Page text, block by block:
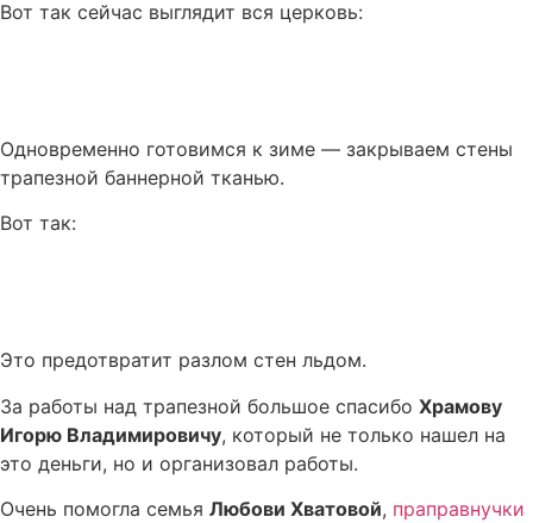
Вот так сейчас выглядит вся церковь:
Одновременно готовимся к зиме — закрываем стены
трапезной баннерной тканью.
Вот так:
Это предотвратит разлом стен льдом.
За работы над трапезной большое спасибо Храмову
Игорю Владимировичу, который не только нашел на
это деньги, но и организовал работы.
Очень помогла семья Любови Хватовой, праправнучки